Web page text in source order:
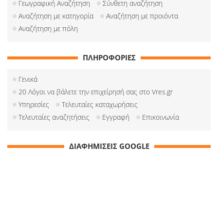
Γεωγραφική Αναζήτηση
Σύνθετη αναζήτηση
Αναζήτηση με κατηγορία
Αναζήτηση με προιόντα
Αναζήτηση με πόλη
ΠΛΗΡΟΦΟΡΙΕΣ
Γενικά
20 Λόγοι να βάλετε την επιχείρησή σας στο Vres.gr
Υπηρεσίες
Τελευταίες καταχωρήσεις
Τελευταίες αναζητήσεις
Εγγραφή Επικοινωνία
ΔΙΑΦΗΜΙΣΕΙΣ GOOGLE